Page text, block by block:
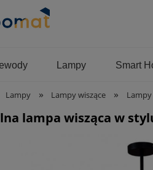
Lampy Smart
Lampy » Lampy wiszące » Lampy
lampa wisząca w